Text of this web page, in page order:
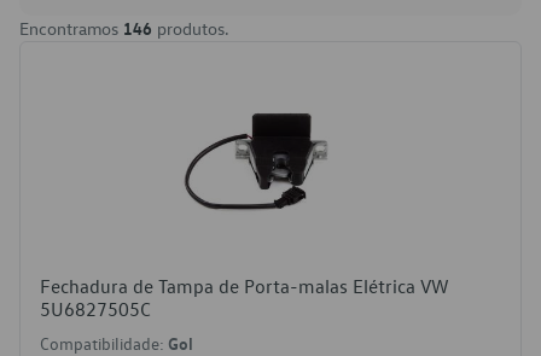
Encontramos 146 produtos.
Fechadura de Tampa de Porta-malas Elétrica VW
5U6827505C
Compatibilidade: Gol